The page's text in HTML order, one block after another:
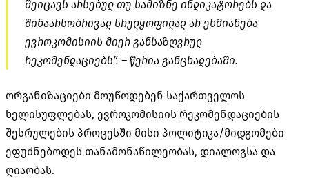
შეიცავს არსებულ თუ სამიზნე ინდიკატორებს და
შინაარსობრივად სრულყოფილად არ ეხმიანება
ევროკომისიის მიერ განსაზღვრულ
რეკომენდაციებს”. – წერია განცხადებაში.
ორგანიზაციები მოუწოდებენ საქართველოს
ხელისუფლებას, ევროკომისიის რეკომენდაციების
შესრულების პროცესში მისი პოლიტიკა/მიდგომები
ეფუძნებოდეს თანამონაწილეობას, დიალოგსა და
ღიაობას.